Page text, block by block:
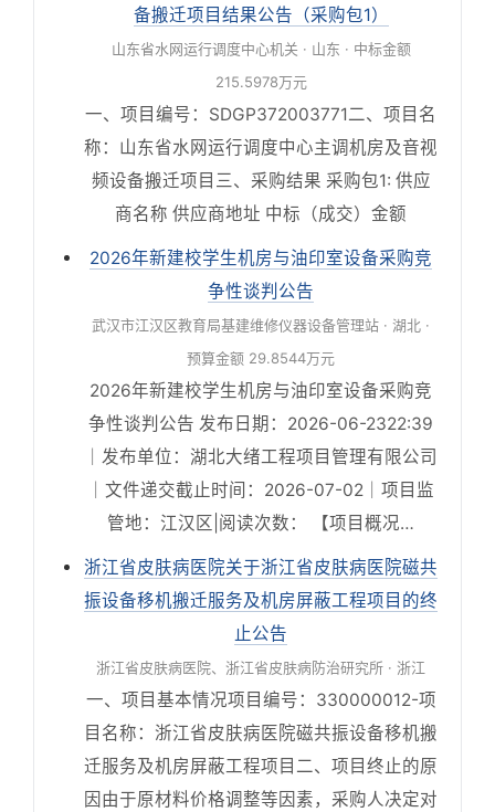
备搬迁项目结果公告（采购包1）
山东省水网运行调度中心机关 · 山东 · 中标金额
215.5978万元
一、项目编号：SDGP372003771二、项目名
称：山东省水网运行调度中心主调机房及音视
频设备搬迁项目三、采购结果 采购包1: 供应
商名称 供应商地址 中标（成交）金额
2026年新建校学生机房与油印室设备采购竞
争性谈判公告
武汉市江汉区教育局基建维修仪器设备管理站 · 湖北 ·
预算金额 29.8544万元
2026年新建校学生机房与油印室设备采购竞
争性谈判公告 发布日期：2026-06-2322:39
｜发布单位：湖北大绪工程项目管理有限公司
｜文件递交截止时间：2026-07-02｜项目监
管地：江汉区|阅读次数： 【项目概况…
浙江省皮肤病医院关于浙江省皮肤病医院磁共
振设备移机搬迁服务及机房屏蔽工程项目的终
止公告
浙江省皮肤病医院、浙江省皮肤病防治研究所 · 浙江
一、项目基本情况项目编号：330000012-项
目名称：浙江省皮肤病医院磁共振设备移机搬
迁服务及机房屏蔽工程项目二、项目终止的原
因由于原材料价格调整等因素，采购人决定对